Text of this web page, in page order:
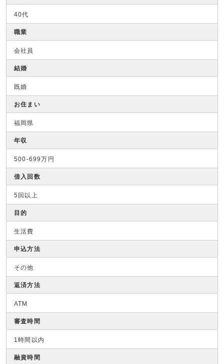
40代
職業
会社員
結婚
既婚
お住まい
福岡県
年収
500-699万円
借入回数
5回以上
目的
生活費
申込方法
その他
返済方法
ATM
審査時間
1時間以内
融資時間